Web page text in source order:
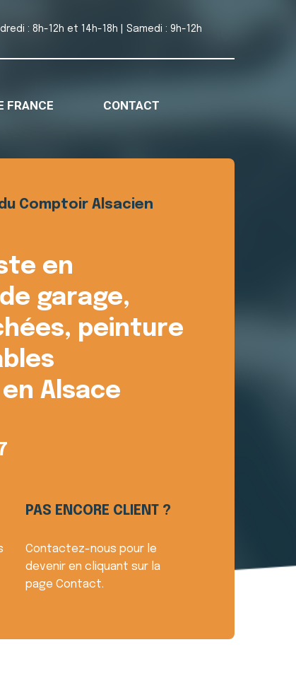
: 8h-12h et 14h-18h | Samedi : 9h-12h
FRANCE CONTACT
Comptoir Alsacien
en
garage,
peinture
Alsace
PAS ENCORE CLIENT ?
Contactez-nous pour le
devenir en cliquant sur la
page Contact.